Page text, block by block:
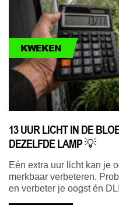
KWEKEN
13 UUR LICHT IN DE
DEZELFDE LAMP 💡
Eén extra uur licht kan je
merkbaar verbeteren.
en verbeter je oogst én